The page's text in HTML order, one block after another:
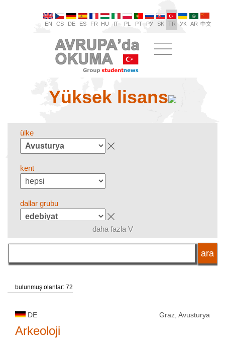
EN CS DE ES FR HU IT PL PT РУ SK TR УК AR 中文
Yüksek lisans
ülke
kent
dallar grubu
dil
daha fazla V
bulunmuş olanlar: 72
DE Graz, Avusturya
Arkeoloji